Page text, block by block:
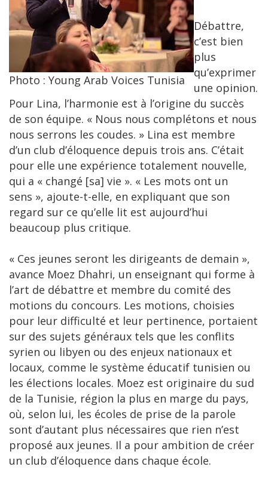
Photo : Young Arab Voices Tunisia
Débattre,
c’est bien
plus
qu’exprimer
une opinion.
Pour Lina, l’harmonie est à l’origine du succès
de son équipe. « Nous nous complétons et nous
nous serrons les coudes. » Lina est membre
d’un club d’éloquence depuis trois ans. C’était
pour elle une expérience totalement nouvelle,
qui a « changé [sa] vie ». « Les mots ont un
sens », ajoute-t-elle, en expliquant que son
regard sur ce qu’elle lit est aujourd’hui
beaucoup plus critique.
« Ces jeunes seront les dirigeants de demain »,
avance Moez Dhahri, un enseignant qui forme à
l’art de débattre et membre du comité des
motions du concours. Les motions, choisies
pour leur difficulté et leur pertinence, portaient
sur des sujets généraux tels que les conflits
syrien ou libyen ou des enjeux nationaux et
locaux, comme le système éducatif tunisien ou
les élections locales. Moez est originaire du sud
de la Tunisie, région la plus en marge du pays,
où, selon lui, les écoles de prise de la parole
sont d’autant plus nécessaires que rien n’est
proposé aux jeunes. Il a pour ambition de créer
un club d’éloquence dans chaque école.